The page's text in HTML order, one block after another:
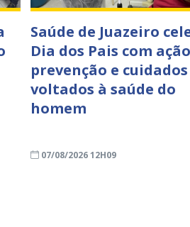
Saúde de Juazeiro
Dia dos Pais com
prevenção e cuidados
voltados à saúde do
homem
07/08/2026 12H09